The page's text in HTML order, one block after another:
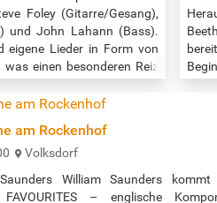
Foley (Gitarre/Gesang),
und John Lahann (Bass).
eigene Lieder in Form von
einen besonderen Reiz
events/steve-foley-
am Rockenhof
Volksdorf
William Saunders
– englische